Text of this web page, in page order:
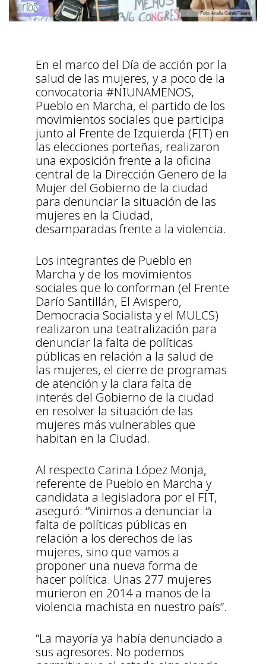
En el marco del Día de acción por la
salud de las mujeres, y a poco de la
convocatoria #NIUNAMENOS,
Pueblo en Marcha, el partido de los
movimientos sociales que participa
junto al Frente de Izquierda (FIT) en
las elecciones porteñas, realizaron
una exposición frente a la oficina
central de la Dirección Genero de la
Mujer del Gobierno de la ciudad
para denunciar la situación de las
mujeres en la Ciudad,
desamparadas frente a la violencia.
Los integrantes de Pueblo en
Marcha y de los movimientos
sociales que lo conforman (el Frente
Darío Santillán, El Avispero,
Democracia Socialista y el MULCS)
realizaron una teatralización para
denunciar la falta de políticas
públicas en relación a la salud de
las mujeres, el cierre de programas
de atención y la clara falta de
interés del Gobierno de la ciudad
en resolver la situación de las
mujeres más vulnerables que
habitan en la Ciudad.
Al respecto Carina López Monja,
referente de Pueblo en Marcha y
candidata a legisladora por el FIT,
aseguró: “Vinimos a denunciar la
falta de políticas públicas en
relación a los derechos de las
mujeres, sino que vamos a
proponer una nueva forma de
hacer política. Unas 277 mujeres
murieron en 2014 a manos de la
violencia machista en nuestro país”.
“La mayoría ya había denunciado a
sus agresores. No podemos